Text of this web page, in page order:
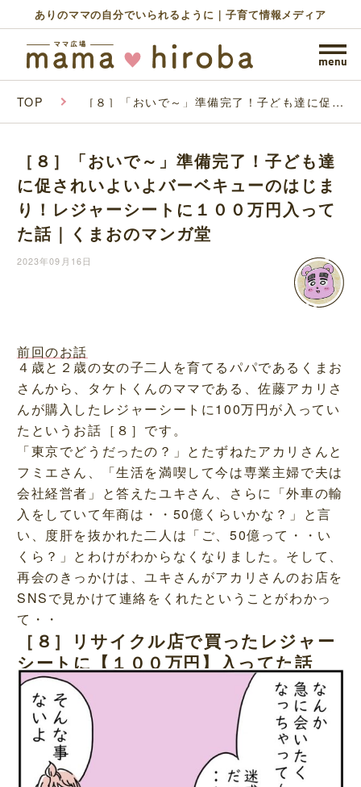
ありのママの自分でいられるように｜子育て情報メディア
TOP ［８］「おいで～」準備完了！子ども達に促さ
シートに１００万円入ってた話｜くまおのマン
［８］「おいで～」準備完了！子ども達
に促されいよいよバーベキューのはじま
り！レジャーシートに１００万円入って
た話｜くまおのマンガ堂
2023年09月16日
前回のお話
４歳と２歳の女の子二人を育てるパパであるくまお
さんから、タケトくんのママである、佐藤アカリさ
んが購入したレジャーシートに100万円が入ってい
たというお話［８］です。
「東京でどうだったの？」とたずねたアカリさんと
フミエさん、「生活を満喫して今は専業主婦で夫は
会社経営者」と答えたユキさん、さらに「外車の輸
入をしていて年商は・・50億くらいかな？」と言
い、度肝を抜かれた二人は「ご、50億って・・い
くら？」とわけがわからなくなりました。そして、
再会のきっかけは、ユキさんがアカリさんのお店を
SNSで見かけて連絡をくれたということがわかっ
て・・
［８］リサイクル店で買ったレジャー
シートに【１００万円】入ってた話